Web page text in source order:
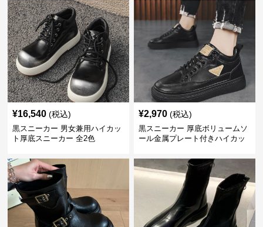
¥16,540 (税込)
黒スニーカー 男女兼用ハイカッ
ト厚底スニーカー 全2色
¥2,970 (税込)
黒スニーカー 厚底ボリュームソ
ール金属プレート付きハイカッ